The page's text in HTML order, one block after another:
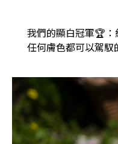
我們的顯白冠軍🏆：
任何膚色都可以駕